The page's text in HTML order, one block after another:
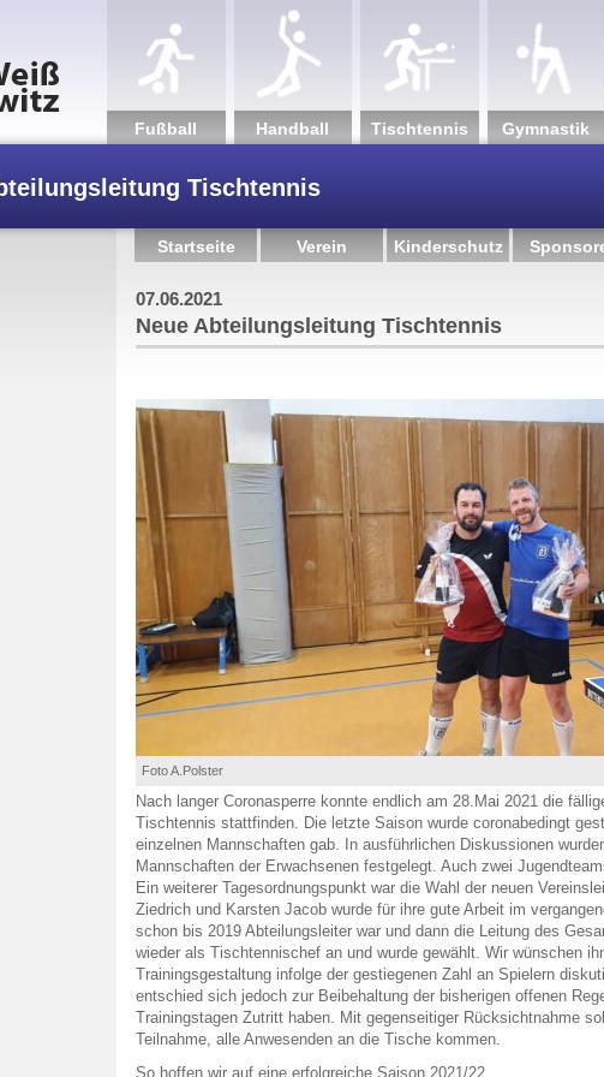
Fuß­ball Hand­ball Tisch­tennis Gym­nastik
Tischtennis
Startseite Verein Kinderschutz
07.06.2021
Neue Abteilungsleitung Tischtennis
Foto A.Polster
Nach langer Coronasperre konnte endlich am 28.Mai 2021 die
Tischtennis stattfinden. Die letzte Saison wurde coronabedingt
einzelnen Mannschaften gab. In ausführlichen Diskussionen
Mannschaften der Erwachsenen festgelegt. Auch zwei
Ein weiterer Tagesordnungspunkt war die Wahl der neuen
Ziedrich und Karsten Jacob wurde für ihre gute Arbeit im
schon bis 2019 Abteilungsleiter war und dann die Leitung des
wieder als Tischtennischef an und wurde gewählt. Wir wünschen
Trainingsgestaltung infolge der gestiegenen Zahl an Spielern
entschied sich jedoch zur Beibehaltung der bisherigen offenen
Trainingstagen Zutritt haben. Mit gegenseitiger Rücksichtnahme
Teilnahme, alle Anwesenden an die Tische kommen.
So hoffen wir auf eine erfolgreiche Saison 2021/22.